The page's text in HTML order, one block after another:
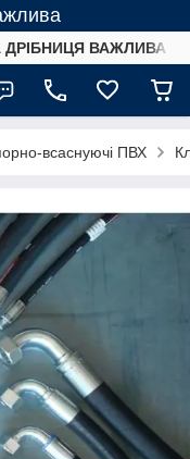
ВАЖЛИВА /
всаснуючі ПВХ